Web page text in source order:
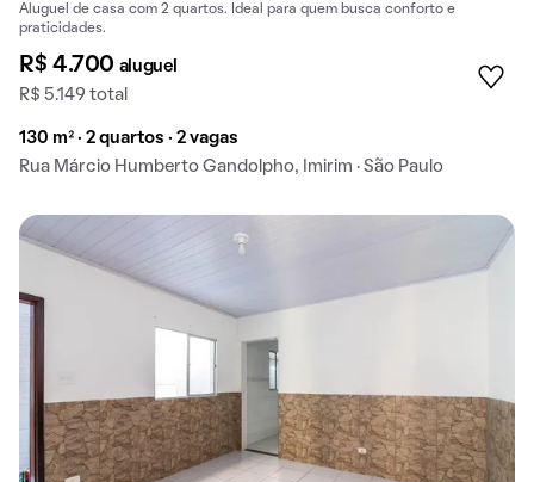
Aluguel de casa com 2 quartos. Ideal para quem busca conforto e
praticidades.
R$ 4.700 aluguel
R$ 5.149 total
130 m² · 2 quartos · 2 vagas
Rua Márcio Humberto Gandolpho, Imirim · São Paulo